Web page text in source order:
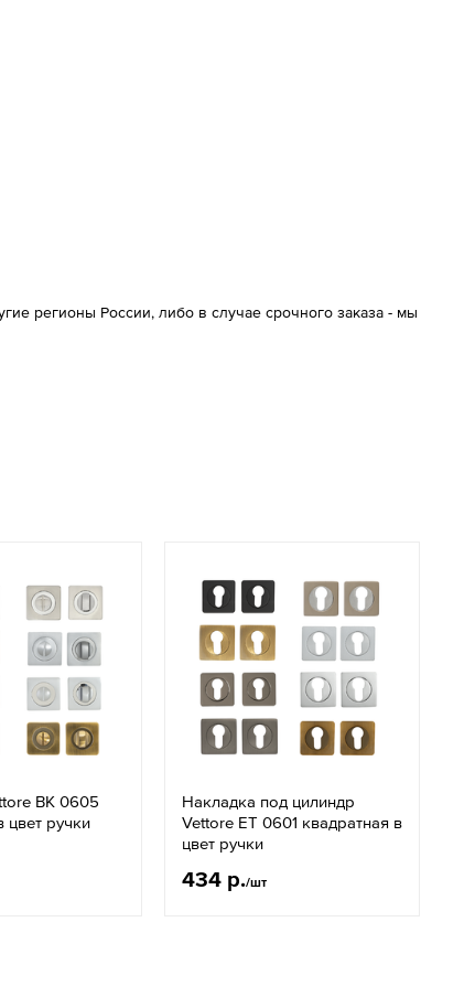
регионы России, либо в случае срочного заказа - мы
BK 0605
цвет ручки
Накладка под цилиндр
Vettore ET 0601 квадратная в
цвет ручки
434 р./шт